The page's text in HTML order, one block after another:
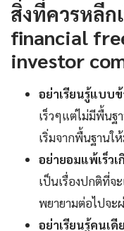
สิ่งที่ควรหลีก
financial
investor
อย่าเรียนรู้แบบ
เร็วๆแต่ไม่มีพื้นฐ
เริ่มจากพื้นฐาน
อย่ายอมแพ้เร็วเ
เป็นเรื่องปกติที่
พยายามต่อไปจ
อย่าเรียนรู้คนเดี